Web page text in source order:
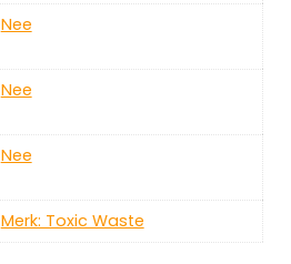
‎Nee
‎Nee
‎Nee
Merk: Toxic Waste